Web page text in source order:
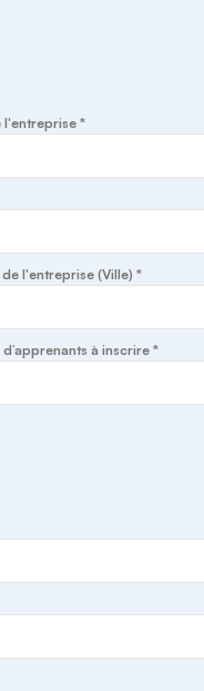
l'entreprise *
l'entreprise (Ville) *
à inscrire *